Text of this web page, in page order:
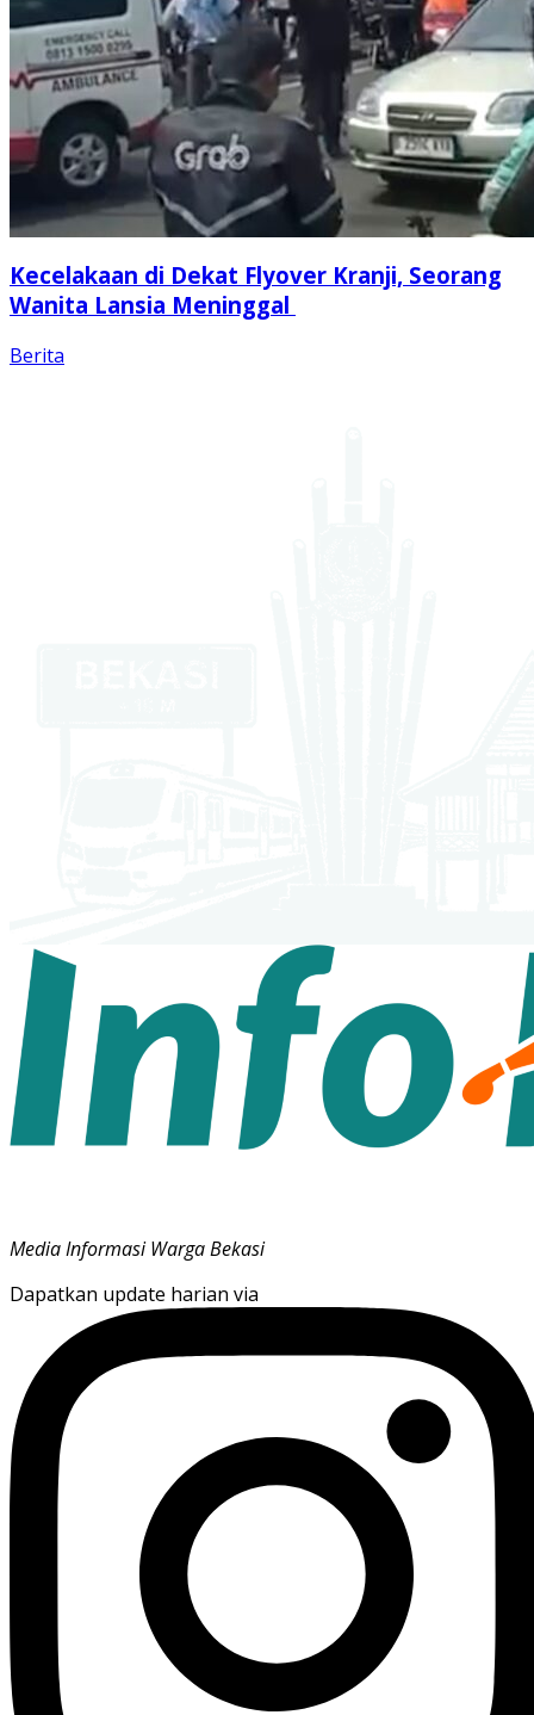
Kecelakaan di Dekat Flyover Kranji, Seorang
Wanita Lansia Meninggal
Berita
Media Informasi Warga Bekasi
Dapatkan update harian via